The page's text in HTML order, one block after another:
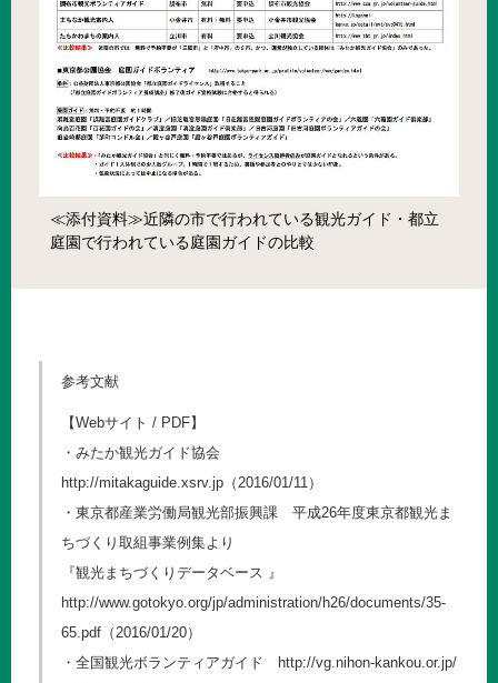
≪添付資料≫近隣の市で行われている観光ガイド・都立
庭園で行われている庭園ガイドの比較
参考文献
【Webサイト / PDF】
・みたか観光ガイド協会
http://mitakaguide.xsrv.jp （2016/01/11）
・東京都産業労働局観光部振興課 平成26年度東京都観光ま
ちづくり取組事業例集より
『観光まちづくりデータベース 』
http://www.gotokyo.org/jp/administration/h26/documents/35-
65.pdf （2016/01/20）
・全国観光ボランティアガイド
http://vg.nihon-kankou.or.jp/